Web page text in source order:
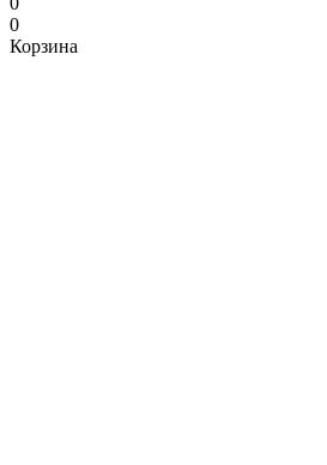
0
Корзина